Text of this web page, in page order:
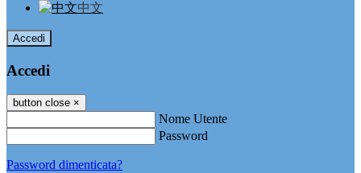
中文
Accedi
Accedi
button close ×
Nome Utente
Password
Password dimenticata?